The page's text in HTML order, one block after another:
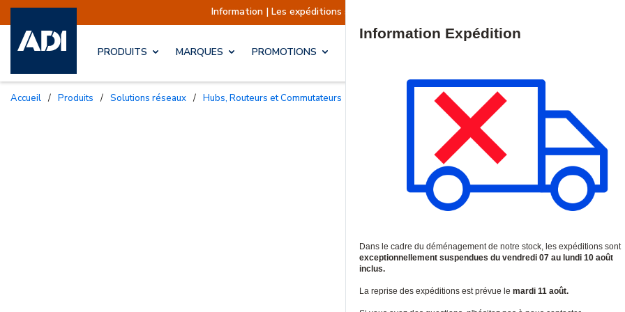
Information | Les expéditions sont actuellement suspendues Reprise prévue le
PRODUITS MARQUES PROMOTIONS
Accueil / Produits / Solutions réseaux / Hubs, Routeurs et Commutateurs